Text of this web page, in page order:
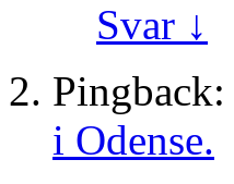
Svar ↓
Pingback:
i Odense.